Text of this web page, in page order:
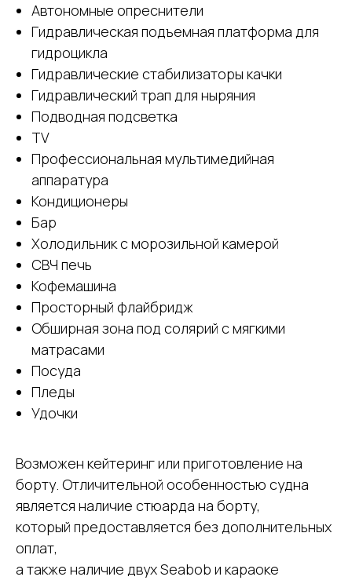
Автономные опреснители
Гидравлическая подъемная платформа для
гидроцикла
Гидравлические стабилизаторы качки
Гидравлический трап для ныряния
Подводная подсветка
TV
Профессиональная мультимедийная
аппаратура
Кондиционеры
Бар
Холодильник с морозильной камерой
СВЧ печь
Кофемашина
Просторный флайбридж
Обширная зона под солярий с мягкими
матрасами
Посуда
Пледы
Удочки
Возможен кейтеринг или приготовление на
борту. Отличительной особенностью судна
является наличие стюарда на борту,
который предоставляется без дополнительных
оплат,
а также наличие двух Seabob и караоке